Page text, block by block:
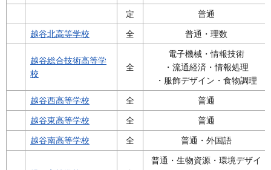
定 普通
越谷北高等学校 全 普通・理数
越谷総合技術高等学
校
全
電子機械・情報技術
・流通経済・情報処理
・服飾デザイン・食物調理
越谷西高等学校 全 普通
越谷東高等学校 全 普通
越谷南高等学校 全 普通・外国語
普通・生物資源・環境デザイ